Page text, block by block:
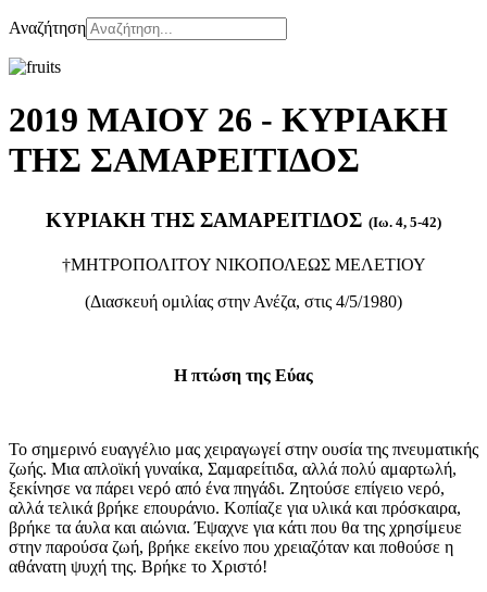
Αναζήτηση
2019 ΜΑΙΟΥ 26 - ΚΥΡΙΑΚΗ
ΤΗΣ ΣΑΜΑΡΕΙΤΙΔΟΣ
ΚΥΡΙΑΚΗ ΤΗΣ ΣΑΜΑΡΕΙΤΙΔΟΣ (Ιω. 4, 5-42)
†ΜΗΤΡΟΠΟΛΙΤΟΥ ΝΙΚΟΠΟΛΕΩΣ ΜΕΛΕΤΙΟΥ
(Διασκευή ομιλίας στην Ανέζα, στις 4/5/1980)
Η πτώση της Εύας
Το σημερινό ευαγγέλιο μας χειραγωγεί στην ουσία της πνευματικής
ζωής. Μια απλοϊκή γυναίκα, Σαμαρείτιδα, αλλά πολύ αμαρτωλή,
ξεκίνησε να πάρει νερό από ένα πηγάδι. Ζητούσε επίγειο νερό,
αλλά τελικά βρήκε επουράνιο. Κοπίαζε για υλικά και πρόσκαιρα,
βρήκε τα άυλα και αιώνια. Έψαχνε για κάτι που θα της χρησίμευε
στην παρούσα ζωή, βρήκε εκείνο που χρειαζόταν και ποθούσε η
αθάνατη ψυχή της. Βρήκε το Χριστό!